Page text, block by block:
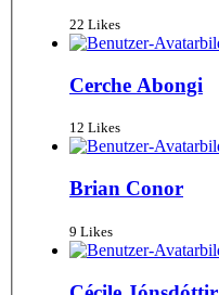
22 Likes
Cerche Abongi
12 Likes
Brian Conor
9 Likes